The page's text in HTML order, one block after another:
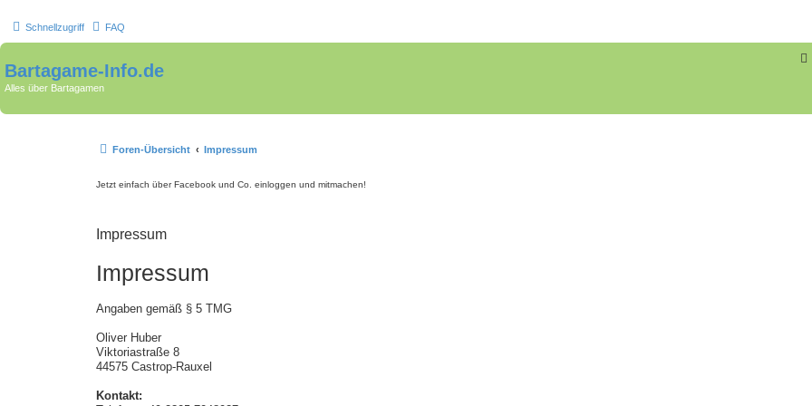
Schnellzugriff FAQ
Bartagame-Info.de
Alles über Bartagamen
Foren-Übersicht Impressum
Jetzt einfach über Facebook und Co. einloggen und mitmachen!
Impressum
Impressum
Angaben gemäß § 5 TMG
Oliver Huber
Viktoriastraße 8
44575 Castrop-Rauxel
Kontakt: